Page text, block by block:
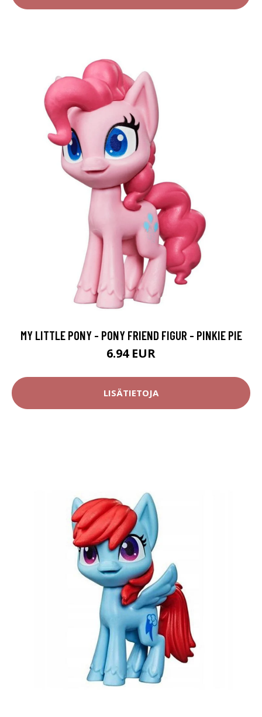
MY LITTLE PONY - PONY FRIEND FIGUR - PINKIE PIE
6.94 EUR
LISÄTIETOJA